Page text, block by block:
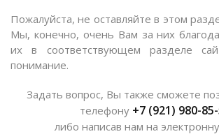
Пожалуйста, не оставляйте в этом
Мы, конечно, очень Вам за них
их в соответствующем разделе
понимание.
Задать вопрос, Вы также сможете
телефону +7 (921) 980-
либо написав нам на